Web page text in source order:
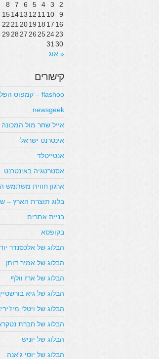
2
3
4
5
6
7
8
9
10
11
12
13
14
15
16
17
18
19
20
21
22
23
24
25
26
27
28
29
30
31
« אוג
קישורים
flashoo – קמפוס הפלאש הישראלי
newsgeek
אייל שחר מול המכונה
אינטרנט ישראל
אנטייטלד
אסטרטגיה באינטרנט
ארגון חווית משתמש
בלוג תוצרת הארץ –
בניית אתרים
בקופסא
הבלוג של אלכסנדר
הבלוג של אמיר דותן
הבלוג של ארז וולף
הבלוג של גיא בורשטיין
הבלוג של ויטלי
הבלוג של חברת
הבלוג של יוניש
הבלוג של יוסי ג'אנה